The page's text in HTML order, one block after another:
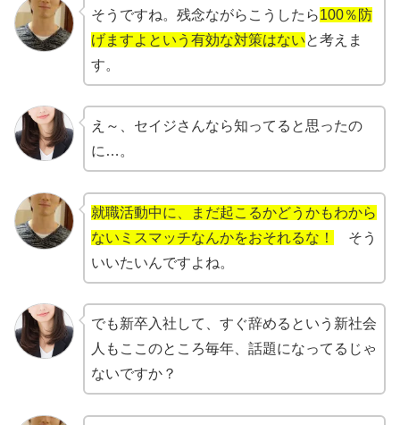
そうですね。残念ながらこうしたら100％防
げますよという有効な対策はないと考えま
す。
え～、セイジさんなら知ってると思ったの
に…。
就職活動中に、まだ起こるかどうかもわから
ないミスマッチなんかをおそれるな！
そう
いいたいんですよね。
でも新卒入社して、すぐ辞めるという新社会
人もここのところ毎年、話題になってるじゃ
ないですか？